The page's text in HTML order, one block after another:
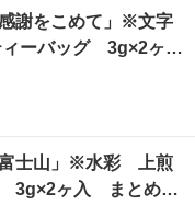
謝をこめて」※文字
ィーバッグ 3g×2ヶ
ポスト投函便・送料
士山」※水彩 上煎
3g×2ヶ入 まとめ買